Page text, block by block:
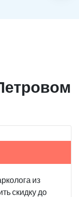
из
скидку до